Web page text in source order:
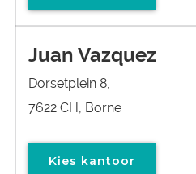
Juan Vazquez
Dorsetplein 8,
7622 CH, Borne
Kies kantoor